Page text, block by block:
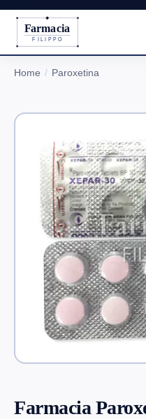
Farmacia
FILIPPO
Home Paroxetina
Farmacia